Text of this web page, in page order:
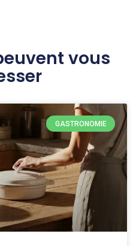
vous
GASTRONOMIE